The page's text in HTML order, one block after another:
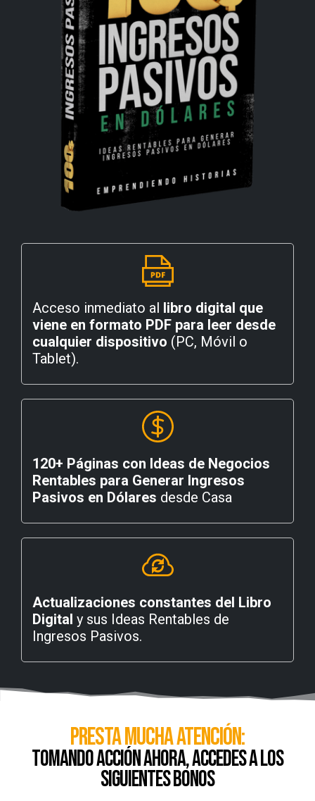
Acceso inmediato al libro digital que
viene en formato PDF para leer desde
cualquier dispositivo (PC, Móvil o
Tablet).
120+ Páginas con Ideas de Negocios
Rentables para Generar Ingresos
Pasivos en Dólares desde Casa
Actualizaciones constantes del Libro
Digital y sus Ideas Rentables de
Ingresos Pasivos.
presta mucha atención:
tomando acción ahora, accedes a los
siguientes bonos